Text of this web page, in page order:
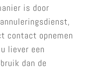
is door
contact opnemen
liever een
dan de